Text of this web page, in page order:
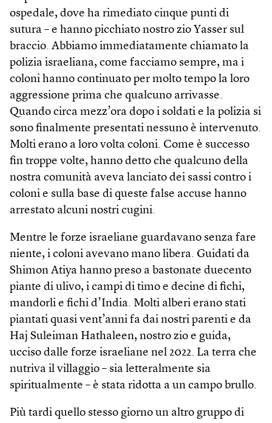
ospedale, dove ha rimediato cinque punti di
sutura – e hanno picchiato nostro zio Yasser sul
braccio. Abbiamo immediatamente chiamato la
polizia israeliana, come facciamo sempre, ma i
coloni hanno continuato per molto tempo la loro
aggressione prima che qualcuno arrivasse.
Quando circa mezz’ora dopo i soldati e la polizia si
sono finalmente presentati nessuno è intervenuto.
Molti erano a loro volta coloni. Come è successo
fin troppe volte, hanno detto che qualcuno della
nostra comunità aveva lanciato dei sassi contro i
coloni e sulla base di queste false accuse hanno
arrestato alcuni nostri cugini.
Mentre le forze israeliane guardavano senza fare
niente, i coloni avevano mano libera. Guidati da
Shimon Atiya hanno preso a bastonate duecento
piante di ulivo, i campi di timo e decine di fichi,
mandorli e fichi d’India. Molti alberi erano stati
piantati quasi vent’anni fa dai nostri parenti e da
Haj Suleiman Hathaleen, nostro zio e guida,
ucciso dalle forze israeliane nel 2022. La terra che
nutriva il villaggio – sia letteralmente sia
spiritualmente – è stata ridotta a un campo brullo.
Più tardi quello stesso giorno un altro gruppo di